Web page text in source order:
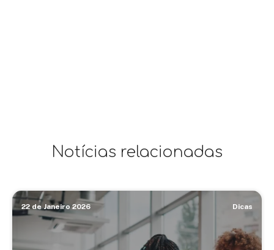
Notícias relacionadas
22 de Janeiro 2026 Dicas